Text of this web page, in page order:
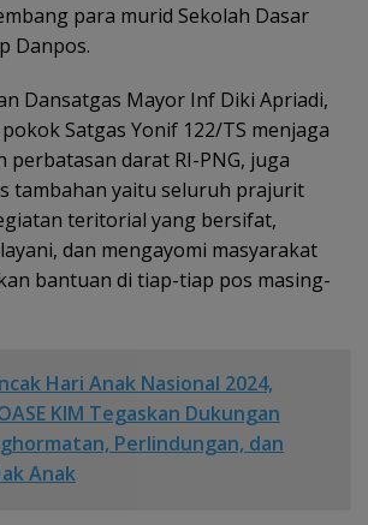
para murid Sekolah Dasar
Danpos.
Dansatgas Mayor Inf Diki Apriadi,
Satgas Yonif 122/TS menjaga
perbatasan darat RI-PNG, juga
tambahan yaitu seluruh prajurit
teritorial yang bersifat,
dan mengayomi masyarakat
bantuan di tiap-tiap pos masing-
Hari Anak Nasional 2024,
KIM Tegaskan Dukungan
Perlindungan, dan
Anak